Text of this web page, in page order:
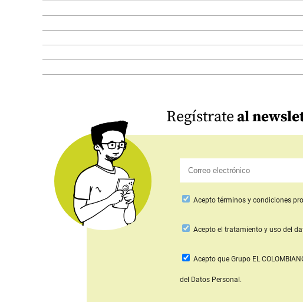
Regístrateal
Acepto términos y condiciones
Aceptoel tratamiento y uso del
Acepto que Grupo EL
del Datos Personal.